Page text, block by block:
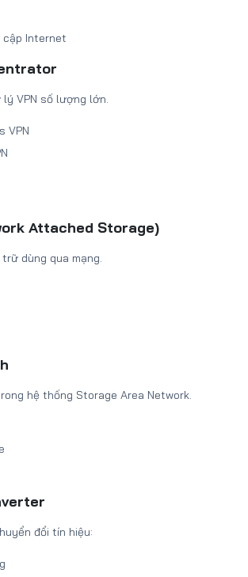
Internet
VPN số lượng lớn.
VPN
Attached Storage)
dùng qua mạng.
hệ thống Storage Area Network.
đổi tín hiệu: